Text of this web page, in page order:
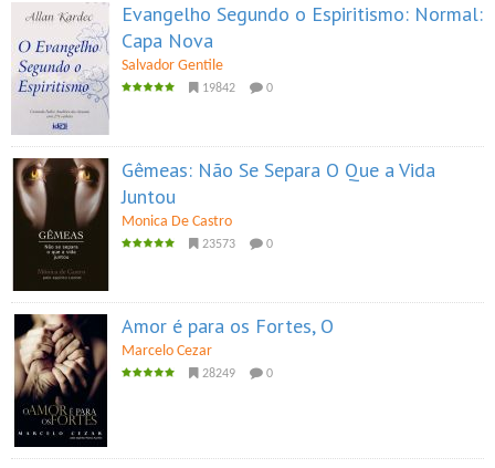
Evangelho Segundo o Espiritismo: Normal:
Capa Nova
Salvador Gentile
19842 0
Gêmeas: Não Se Separa O Que a Vida
Juntou
Monica De Castro
23573 0
Amor é para os Fortes, O
Marcelo Cezar
28249 0